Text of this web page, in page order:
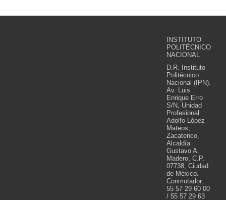
INSTITUTO
POLITÉCNICO
NACIONAL
D.R. Instituto
Politécnico
Nacional (IPN).
Av. Luis
Enrique Erro
S/N, Unidad
Profesional
Adolfo López
Mateos,
Zacatenco,
Alcaldía
Gustavo A.
Madero, C.P.
07738, Ciudad
de México.
Conmutador:
55 57 29 60 00
/ 55 57 29 63